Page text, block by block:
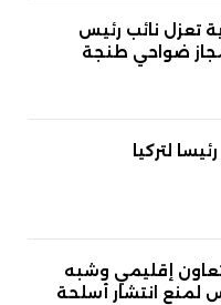
تعزل نائب رئيس
ضواحي طنجة
لتركيا
إقليمي وشبه
لمنع انتشار أسلحة